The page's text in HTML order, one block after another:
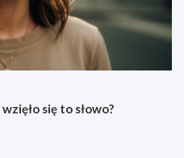
się to słowo?